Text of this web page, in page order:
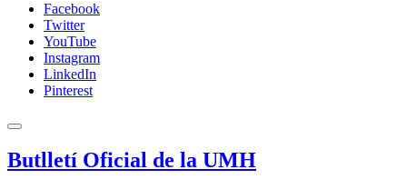
Facebook
Twitter
YouTube
Instagram
LinkedIn
Pinterest
Butlletí Oficial de la UMH